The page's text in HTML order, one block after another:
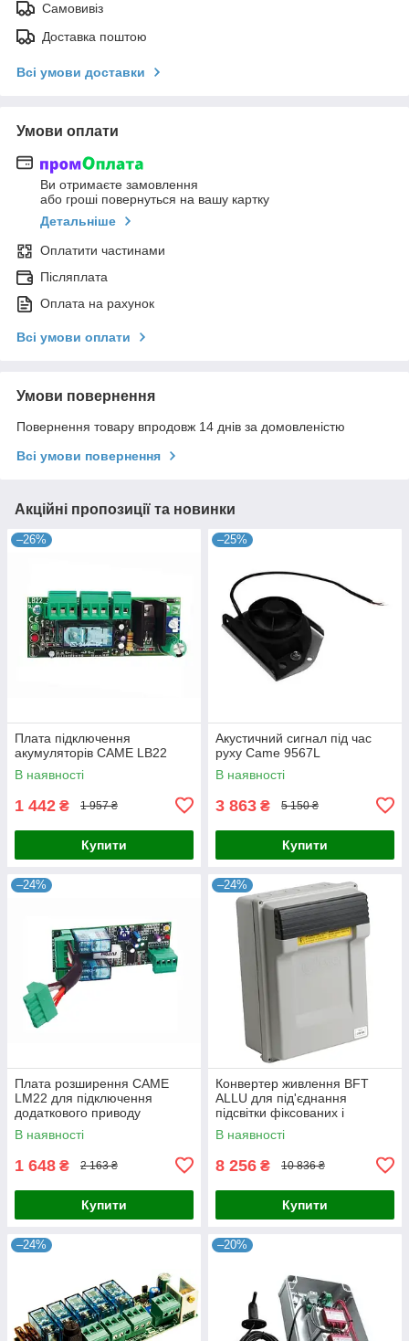
Самовивіз
Доставка поштою
Всі умови доставки
Умови оплати
Ви отримаєте замовлення
або гроші повернуться на вашу картку
Детальніше
Оплатити частинами
Післяплата
Оплата на рахунок
Всі умови оплати
Умови повернення
Повернення товару впродовж 14 днів за домовленістю
Всі умови повернення
Акційні пропозиції та новинки
–26%
Плата підключення
акумуляторів CAME LB22
В наявності
1 442 ₴ 1 957 ₴
Купити
–25%
Акустичний сигнал під час
руху Came 9567L
В наявності
3 863 ₴ 5 150 ₴
Купити
–24%
Плата розширення CAME
LM22 для підключення
додаткового приводу
UNIPARK
В наявності
1 648 ₴ 2 163 ₴
Купити
–24%
Конвертер живлення BFT
ALLU для під'єднання
підсвітки фіксованих і
напівавтоматичних болордів
В наявності
8 256 ₴ 10 836 ₴
Купити
–24% –20%